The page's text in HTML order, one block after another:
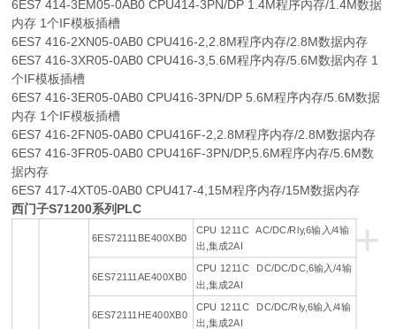
6ES7 414-3EM05-0AB0 CPU414-3PN/DP 1.4M程序内存/1.4M数据
内存 1个IF模板插槽
6ES7 416-2XN05-0AB0 CPU416-2,2.8M程序内存/2.8M数据内存
6ES7 416-3XR05-0AB0 CPU416-3,5.6M程序内存/5.6M数据内存 1
个IF模板插槽
6ES7 416-3ER05-0AB0 CPU416-3PN/DP 5.6M程序内存/5.6M数据
内存 1个IF模板插槽
6ES7 416-2FN05-0AB0 CPU416F-2,2.8M程序内存/2.8M数据内存
6ES7 416-3FR05-0AB0 CPU416F-3PN/DP,5.6M程序内存/5.6M数
据内存
6ES7 417-4XT05-0AB0 CPU417-4,15M程序内存/15M数据内存
西门子S71200系列PLC
+
6ES72111BE400XB0
CPU 1211C AC/DC/Rly,6输入/4输
出,集成2AI
6ES72111AE400XB0
CPU 1211C DC/DC/DC,6输入/4输
出,集成2AI
6ES72111HE400XB0
CPU 1211C DC/DC/Rly,6输入/4输
出,集成2AI